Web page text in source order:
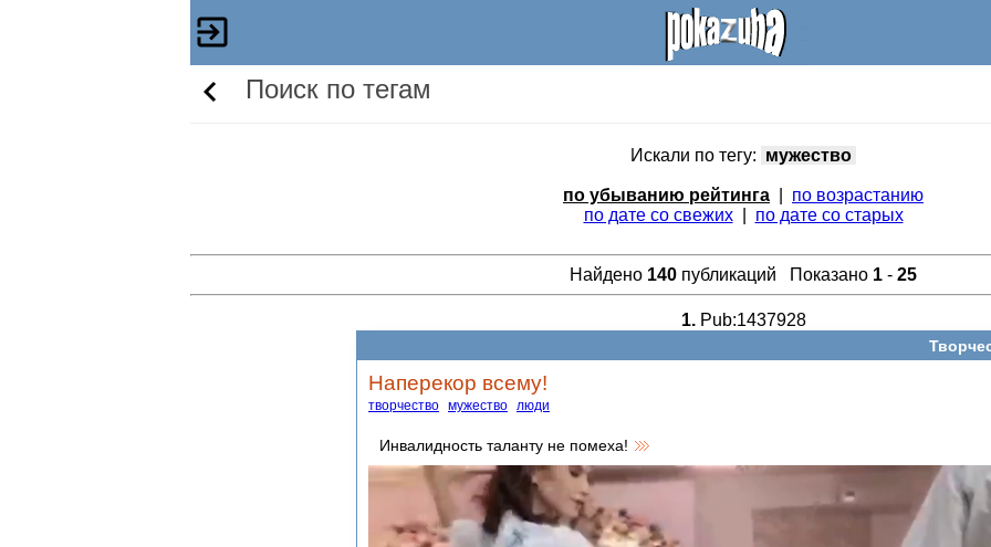
Поиск по тегам
Искали по тегу: мужество
по убыванию рейтинга
по возрастанию
по дате со свежих| по дате со старых
Найдено 140 публикаций Показано 1 - 25
1.Pub:1437928
Наперекор всему!
творчество мужество люди
Инвалидность таланту не помеха!